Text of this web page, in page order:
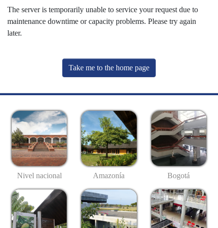
The server is temporarily unable to service your request due to
maintenance downtime or capacity problems. Please try again
later.
Take me to the home page
Nivel nacional Amazonía Bogotá